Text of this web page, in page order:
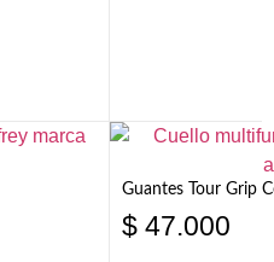
Guantes Tour Grip
$ 47.000